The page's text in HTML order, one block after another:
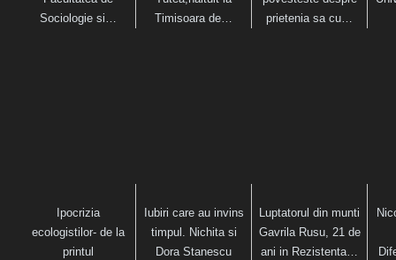
Sociologie si…
Timisoara de…
prietenia sa cu…
Ipocrizia
ecologistilor- de la
printul
Iubiri care au invins
timpul. Nichita si
Dora Stanescu
Luptatorul din munti
Gavrila Rusu, 21 de
ani in Rezistenta…